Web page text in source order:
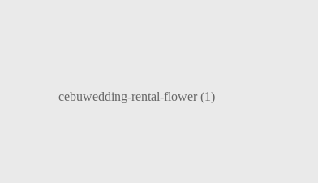
cebuwedding-rental-flower (1)